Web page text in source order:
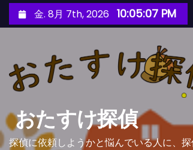
ン
キ
ッ
金. 8月 7th, 2026 10:05:08 PM
おたすけ探偵
探偵に依頼しようかと悩んでいる人に、